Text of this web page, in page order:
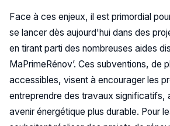
Face à ces enjeux, il est primordial
se lancer dès aujourd'hui dans des
en tirant parti des nombreuses aides
MaPrimeRénov’. Ces subventions, de
accessibles, visent à encourager les
entreprendre des travaux significatifs,
avenir énergétique plus durable. Pour